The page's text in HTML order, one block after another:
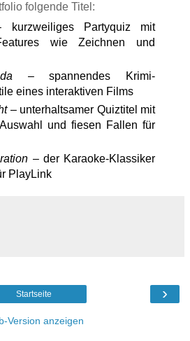
folgende Titel:
Partyquiz mit
wie Zeichnen und
– spannendes Krimi-
eines interaktiven Films
– unterhaltsamer Quiztitel mit
und fiesen Fallen für
– der Karaoke-Klassiker
PlayLink
›
Startseite
Version anzeigen